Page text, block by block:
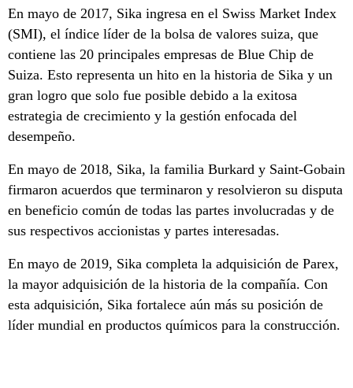
En mayo de 2017, Sika ingresa en el Swiss Market Index
(SMI), el índice líder de la bolsa de valores suiza, que
contiene las 20 principales empresas de Blue Chip de
Suiza. Esto representa un hito en la historia de Sika y un
gran logro que solo fue posible debido a la exitosa
estrategia de crecimiento y la gestión enfocada del
desempeño.
En mayo de 2018, Sika, la familia Burkard y Saint-Gobain
firmaron acuerdos que terminaron y resolvieron su disputa
en beneficio común de todas las partes involucradas y de
sus respectivos accionistas y partes interesadas.
En mayo de 2019, Sika completa la adquisición de Parex,
la mayor adquisición de la historia de la compañía. Con
esta adquisición, Sika fortalece aún más su posición de
líder mundial en productos químicos para la construcción.